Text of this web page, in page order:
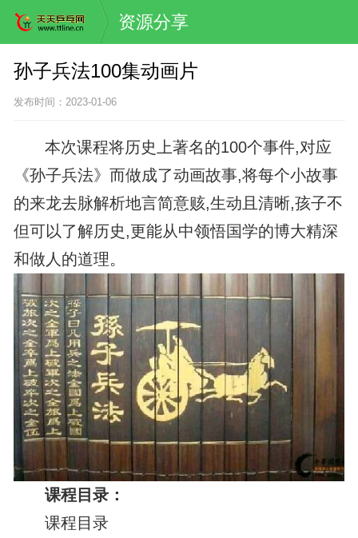
资源分享
孙子兵法100集动画片
发布时间：2023-01-06
本次课程将历史上著名的100个事件,对应
《孙子兵法》而做成了动画故事,将每个小故事
的来龙去脉解析地言简意赅,生动且清晰,孩子不
但可以了解历史,更能从中领悟国学的博大精深
和做人的道理。
课程目录：
课程目录